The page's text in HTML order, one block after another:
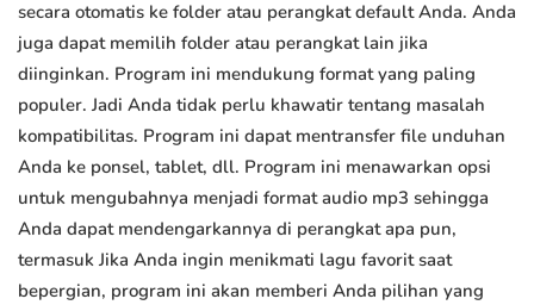
secara otomatis ke folder atau perangkat default Anda. Anda
juga dapat memilih folder atau perangkat lain jika
diinginkan. Program ini mendukung format yang paling
populer. Jadi Anda tidak perlu khawatir tentang masalah
kompatibilitas. Program ini dapat mentransfer file unduhan
Anda ke ponsel, tablet, dll. Program ini menawarkan opsi
untuk mengubahnya menjadi format audio mp3 sehingga
Anda dapat mendengarkannya di perangkat apa pun,
termasuk Jika Anda ingin menikmati lagu favorit saat
bepergian, program ini akan memberi Anda pilihan yang